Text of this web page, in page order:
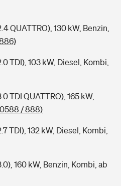
QUATTRO), 130 kW, Benzin,
TDI), 103 kW, Diesel, Kombi,
TDI QUATTRO), 165 kW,
/ 888)
TDI), 132 kW, Diesel, Kombi,
160 kW, Benzin, Kombi, ab